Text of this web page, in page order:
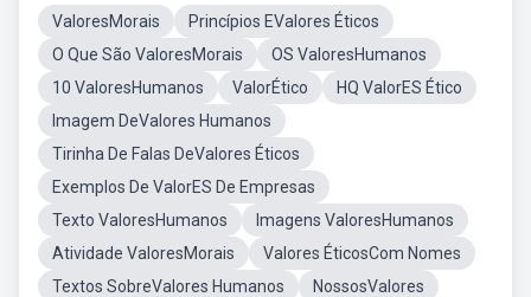
ValoresMorais
Princípios EValores Éticos
O Que São ValoresMorais
OS ValoresHumanos
10 ValoresHumanos
ValorÉtico
HQ ValorES Ético
Imagem DeValores Humanos
Tirinha De Falas DeValores Éticos
Exemplos De ValorES De Empresas
Texto ValoresHumanos
Imagens ValoresHumanos
Atividade ValoresMorais
Valores ÉticosCom Nomes
Textos SobreValores Humanos
NossosValores